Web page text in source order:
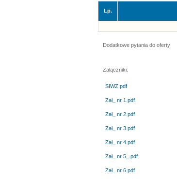
Lp.
Dodatkowe pytania do oferty
Załączniki:
SIWZ.pdf
Zał_ nr 1.pdf
Zał_ nr 2.pdf
Zał_ nr 3.pdf
Zał_ nr 4.pdf
Zał_ nr 5_.pdf
Zał_ nr 6.pdf